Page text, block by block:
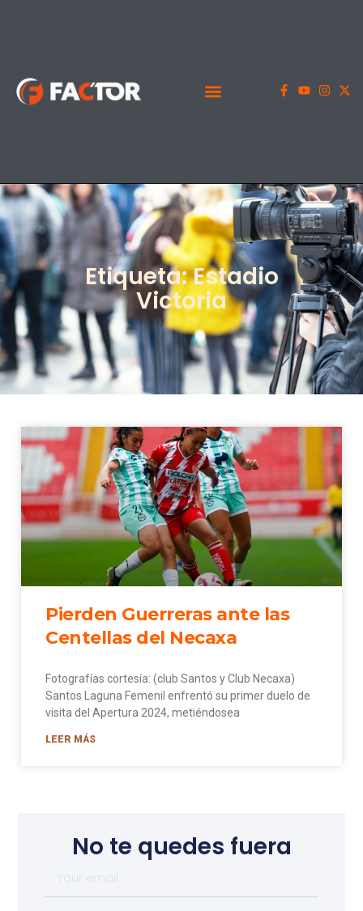
Etiqueta: Estadio
Victoria
Pierden Guerreras ante las
Centellas del Necaxa
Fotografías cortesía: (club Santos y Club Necaxa)
Santos Laguna Femenil enfrentó su primer duelo de
visita del Apertura 2024, metiéndosea
LEER MÁS
No te quedes fuera